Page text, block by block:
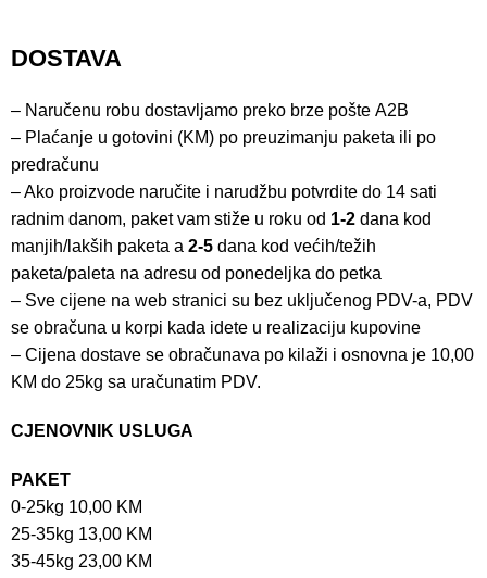
DOSTAVA
– Naručenu robu dostavljamo preko brze pošte A2B
– Plaćanje u gotovini (KM) po preuzimanju paketa ili po
predračunu
– Ako proizvode naručite i narudžbu potvrdite do 14 sati
radnim danom, paket vam stiže u roku od 1-2 dana kod
manjih/lakših paketa a 2-5 dana kod većih/težih
paketa/paleta na adresu od ponedeljka do petka
– Sve cijene na web stranici su bez uključenog PDV-a, PDV
se obračuna u korpi kada idete u realizaciju kupovine
– Cijena dostave se obračunava po kilaži i osnovna je 10,00
KM do 25kg sa uračunatim PDV.
CJENOVNIK USLUGA
PAKET
0-25kg 10,00 KM
25-35kg 13,00 KM
35-45kg 23,00 KM